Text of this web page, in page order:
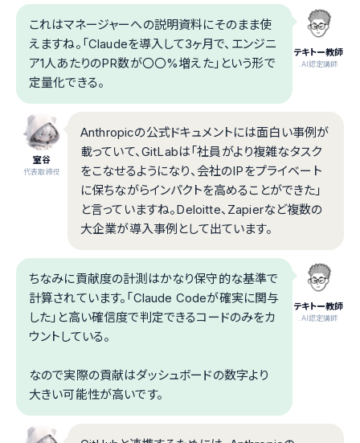
テキトー教師
.AI認定講師
これはマネージャーへの説明資料にそのまま使
えますね。「Claudeを導入して3ヶ月で、エンジニ
ア1人あたりのPR数が〇〇%増えた」という形で
定量化できる。
室谷
代表取締役
Anthropicの公式ドキュメントには面白い事例が
載っていて、GitLabは「社員がより複雑なタスク
をこなせるようになり、会社のIPをプライベート
に保ちながらインパクトを高めることができた」
と言っていますね。Deloitte、Zapierなど複数の
大企業が導入事例として出ています。
テキトー教師
.AI認定講師
ちなみに貢献度の計測はかなり保守的な基準で
計算されています。「Claude Codeが確実に関与
した」と高い確信度で判定できるコードのみをカ
ウントしている。
なので実際の貢献はダッシュボードの数字より
大きい可能性が高いです。